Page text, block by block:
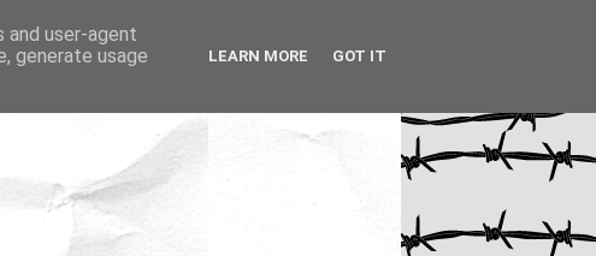
and user-agent
generate usage
LEARN MORE GOT IT